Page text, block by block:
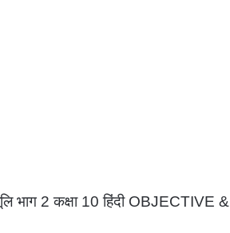
भाग 2 कक्षा 10 हिंदी OBJECTIVE &